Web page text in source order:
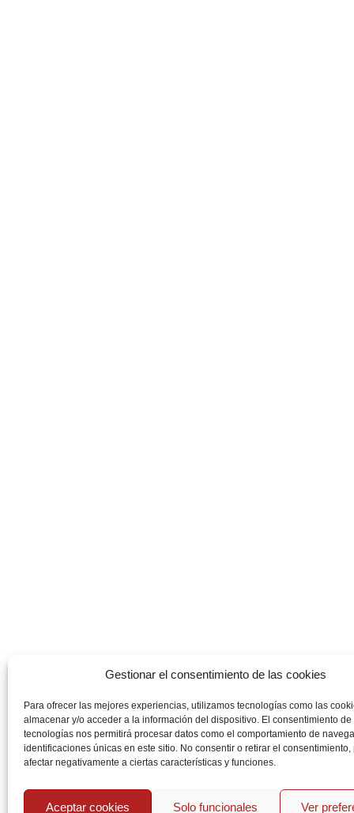
Gestionar el consentimiento de las cookies
Para ofrecer las mejores experiencias, utilizamos tecnologías como las
almacenar y/o acceder a la información del dispositivo. El consentimiento de
tecnologías nos permitirá procesar datos como el comportamiento de
identificaciones únicas en este sitio. No consentir o retirar el consentimiento,
afectar negativamente a ciertas características y funciones.
Aceptar cookies Solo funcionales Ver